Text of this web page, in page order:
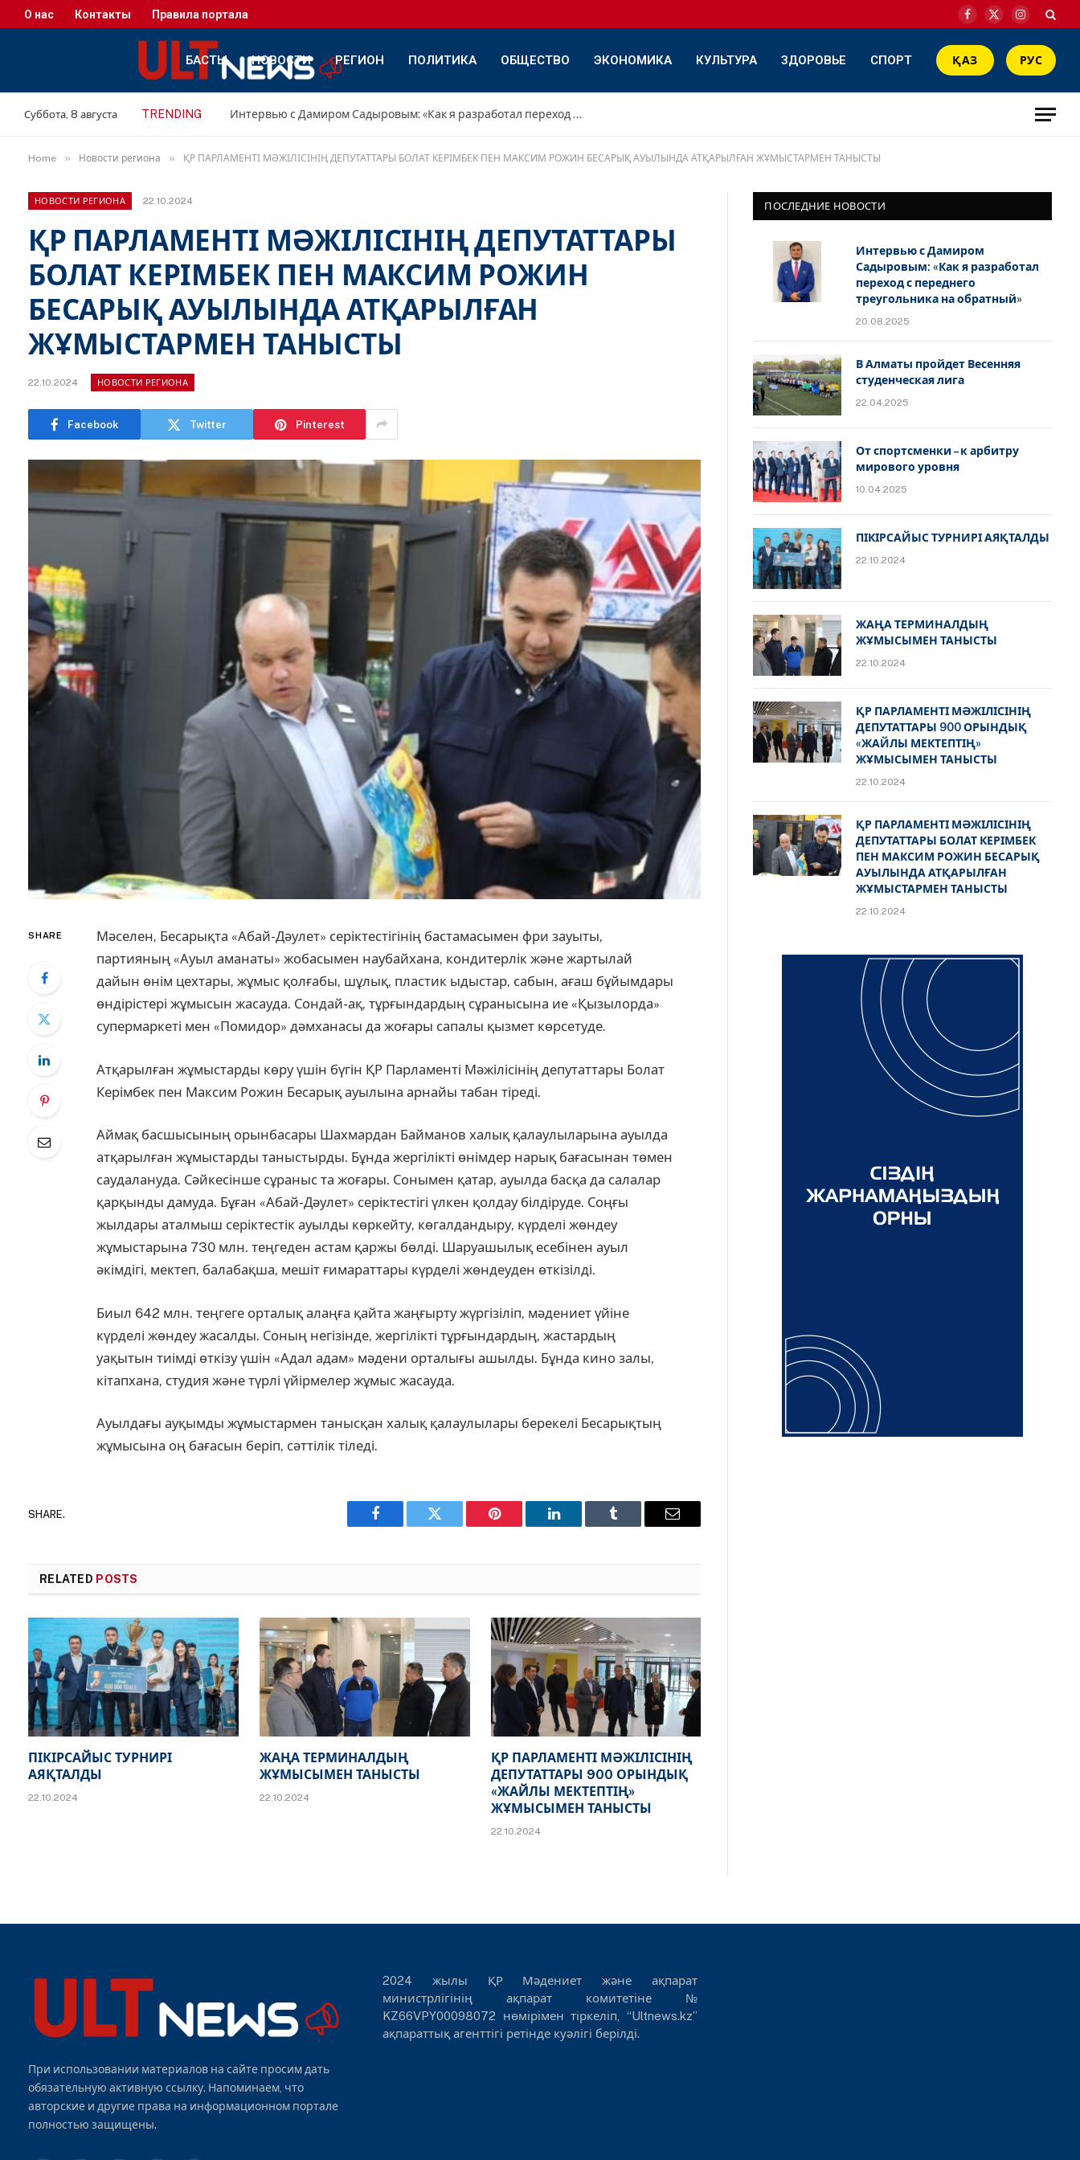
О нас Контакты Правила портала
Facebook
X
Instagram
БАСТЫ НОВОСТИ РЕГИОН ПОЛИТИКА ОБЩЕСТВО ЭКОНОМИКА КУЛЬТУРА ЗДОРОВЬЕ СПОРТ ҚАЗ РУС
Суббота, 8 августа TRENDING Интервью с Дамиром Садыровым: «Как я разработал переход с переднего треугольника на обратный»
Home » Новости региона » ҚР ПАРЛАМЕНТІ МӘЖІЛІСІНІҢ ДЕПУТАТТАРЫ БОЛАТ КЕРІМБЕК ПЕН МАКСИМ РОЖИН БЕСАРЫҚ АУЫЛЫНДА АТҚАРЫЛҒАН ЖҰМЫСТАРМЕН ТАНЫСТЫ
НОВОСТИ РЕГИОНА 22.10.2024
ҚР ПАРЛАМЕНТІ МӘЖІЛІСІНІҢ ДЕПУТАТТАРЫ
БОЛАТ КЕРІМБЕК ПЕН МАКСИМ РОЖИН
БЕСАРЫҚ АУЫЛЫНДА АТҚАРЫЛҒАН
ЖҰМЫСТАРМЕН ТАНЫСТЫ
22.10.2024 НОВОСТИ РЕГИОНА
Facebook Twitter Pinterest
SHARE
Мәселен, Бесарықта «Абай-Дәулет» серіктестігінің бастамасымен фри зауыты,
партияның «Ауыл аманаты» жобасымен наубайхана, кондитерлік және жартылай
дайын өнім цехтары, жұмыс қолғабы, шұлық, пластик ыдыстар, сабын, ағаш бұйымдары
өндірістері жұмысын жасауда. Сондай-ақ, тұрғындардың сұранысына ие «Қызылорда»
супермаркеті мен «Помидор» дәмханасы да жоғары сапалы қызмет көрсетуде.
Атқарылған жұмыстарды көру үшін бүгін ҚР Парламенті Мәжілісінің депутаттары Болат
Керімбек пен Максим Рожин Бесарық ауылына арнайы табан тіреді.
Аймақ басшысының орынбасары Шахмардан Байманов халық қалаулыларына ауылда
атқарылған жұмыстарды таныстырды. Бұнда жергілікті өнімдер нарық бағасынан төмен
саудалануда. Сәйкесінше сұраныс та жоғары. Сонымен қатар, ауылда басқа да салалар
қарқынды дамуда. Бұған «Абай-Дәулет» серіктестігі үлкен қолдау білдіруде. Соңғы
жылдары аталмыш серіктестік ауылды көркейту, көгалдандыру, күрделі жөндеу
жұмыстарына 730 млн. теңгеден астам қаржы бөлді. Шаруашылық есебінен ауыл
әкімдігі, мектеп, балабақша, мешіт ғимараттары күрделі жөндеуден өткізілді.
Биыл 642 млн. теңгеге орталық алаңға қайта жаңғырту жүргізіліп, мәдениет үйіне
күрделі жөндеу жасалды. Соның негізінде, жергілікті тұрғындардың, жастардың
уақытын тиімді өткізу үшін «Адал адам» мәдени орталығы ашылды. Бұнда кино залы,
кітапхана, студия және түрлі үйірмелер жұмыс жасауда.
Ауылдағы ауқымды жұмыстармен танысқан халық қалаулылары берекелі Бесарықтың
жұмысына оң бағасын беріп, сәттілік тіледі.
SHARE.
Facebook Twitter Pinterest LinkedIn Tumblr Email
RELATED POSTS
ПІКІРСАЙЫС ТУРНИРІ
АЯҚТАЛДЫ
22.10.2024
ЖАҢА ТЕРМИНАЛДЫҢ
ЖҰМЫСЫМЕН ТАНЫСТЫ
22.10.2024
ҚР ПАРЛАМЕНТІ МӘЖІЛІСІНІҢ
ДЕПУТАТТАРЫ 900 ОРЫНДЫҚ
«ЖАЙЛЫ МЕКТЕПТІҢ»
ЖҰМЫСЫМЕН ТАНЫСТЫ
22.10.2024
ПОСЛЕДНИЕ НОВОСТИ
Интервью с Дамиром
Садыровым: «Как я разработал
переход с переднего
треугольника на обратный»
20.08.2025
В Алматы пройдет Весенняя
студенческая лига
22.04.2025
От спортсменки – к арбитру
мирового уровня
10.04.2025
ПІКІРСАЙЫС ТУРНИРІ АЯҚТАЛДЫ
22.10.2024
ЖАҢА ТЕРМИНАЛДЫҢ
ЖҰМЫСЫМЕН ТАНЫСТЫ
22.10.2024
ҚР ПАРЛАМЕНТІ МӘЖІЛІСІНІҢ
ДЕПУТАТТАРЫ 900 ОРЫНДЫҚ
«ЖАЙЛЫ МЕКТЕПТІҢ»
ЖҰМЫСЫМЕН ТАНЫСТЫ
22.10.2024
ҚР ПАРЛАМЕНТІ МӘЖІЛІСІНІҢ
ДЕПУТАТТАРЫ БОЛАТ КЕРІМБЕК
ПЕН МАКСИМ РОЖИН БЕСАРЫҚ
АУЫЛЫНДА АТҚАРЫЛҒАН
ЖҰМЫСТАРМЕН ТАНЫСТЫ
22.10.2024
При использовании материалов на сайте просим дать
обязательную активную ссылку. Напоминаем, что
авторские и другие права на информационном портале
полностью защищены.
2024 жылы ҚР Мәдениет және ақпарат
министрлігінің ақпарат комитетіне №
KZ66VPY00098072 нөмірімен тіркеліп, “Ultnews.kz”
ақпараттық агенттігі ретінде куәлігі берілді.